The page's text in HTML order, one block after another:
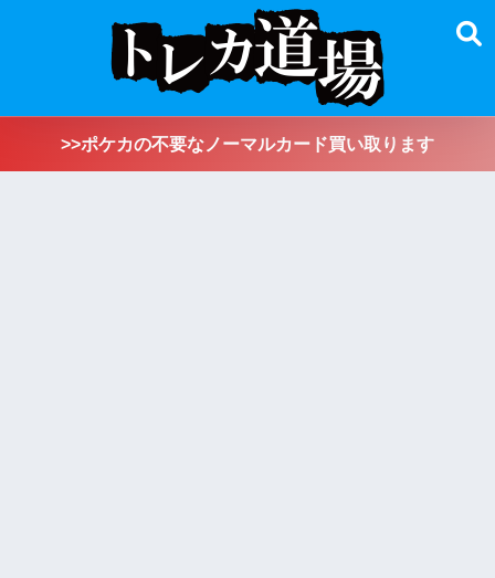
>>ポケカの不要なノーマルカード買い取ります